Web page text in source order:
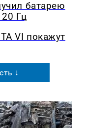
батарею
Гц
VI покажут
↓